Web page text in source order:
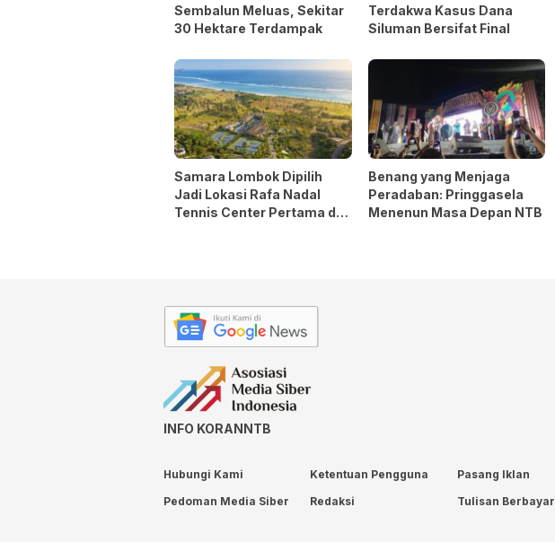
Sembalun Meluas, Sekitar
30 Hektare Terdampak
Terdakwa Kasus Dana
Siluman Bersifat Final
Samara Lombok Dipilih
Jadi Lokasi Rafa Nadal
Tennis Center Pertama di
Benang yang Menjaga
Peradaban: Pringgasela
Menenun Masa Depan NTB
INFO KORANNTB
Hubungi Kami Ketentuan Pengguna
Pasang Iklan
Pedoman Media Siber
Redaksi Tulisan Berbayar